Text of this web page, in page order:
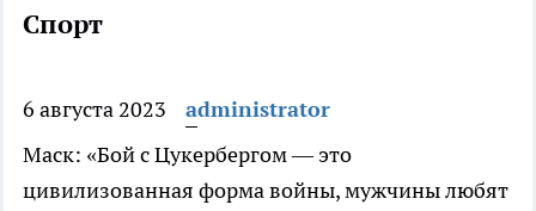
Спорт
6 августа 2023
administrator
Маск: «Бой с Цукербергом — это
цивилизованная форма войны, мужчины любят